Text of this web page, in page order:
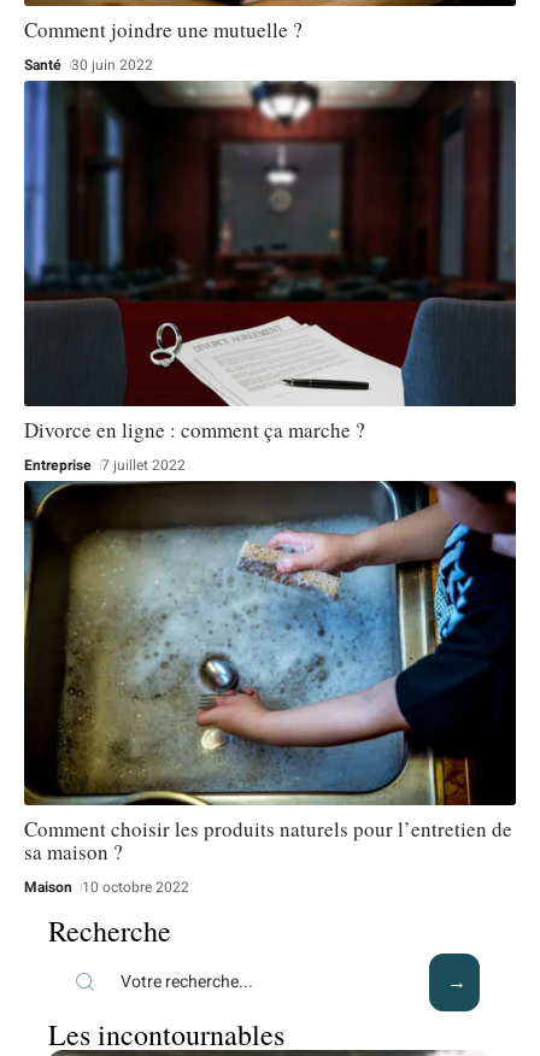
Comment joindre une mutuelle ?
Santé 30 juin 2022
Divorce en ligne : comment ça marche ?
Entreprise 7 juillet 2022
Comment choisir les produits naturels pour l’entretien de
sa maison ?
Maison 10 octobre 2022
Recherche
Les incontournables